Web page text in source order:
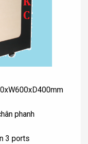
phanh
3 ports